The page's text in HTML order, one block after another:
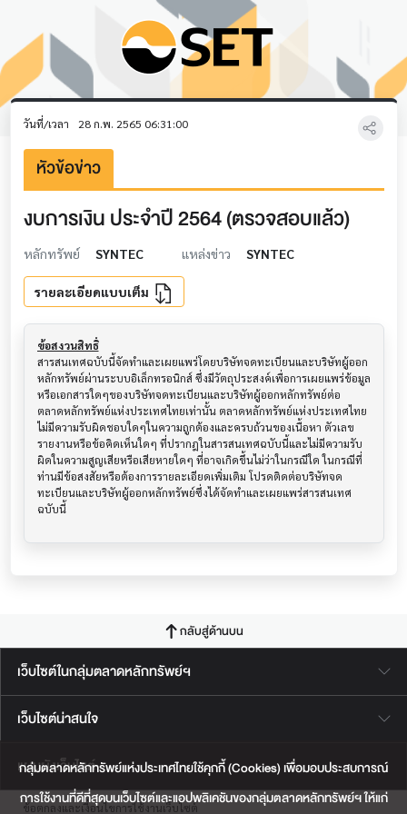
กลุ่มตลาดหลักทรัพย์แห่งประเทศไทยใช้คุกกี้ (Cookies) เพื่อมอบประสบการณ์
การใช้งานที่ดีที่สุดบนเว็บไซต์และแอปพลิเคชันของกลุ่มตลาดหลักทรัพย์ฯ ให้แก่
วันที่/เวลา 28 ก.พ. 2565 06:31:00
หัวข้อข่าว
งบการเงิน ประจำปี 2564 (ตรวจสอบแล้ว)
หลักทรัพย์ SYNTEC แหล่งข่าว SYNTEC
รายละเอียดแบบเต็ม
ข้อสงวนสิทธิ์
สารสนเทศฉบับนี้จัดทำและเผยแพร่โดยบริษัทจดทะเบียนและบริษัทผู้ออก
หลักทรัพย์ผ่านระบบอิเล็กทรอนิกส์ ซึ่งมีวัตถุประสงค์เพื่อการเผยแพร่ข้อมูล
หรือเอกสารใดๆของบริษัทจดทะเบียนและบริษัทผู้ออกหลักทรัพย์ต่อ
ตลาดหลักทรัพย์แห่งประเทศไทยเท่านั้น ตลาดหลักทรัพย์แห่งประเทศไทย
ไม่มีความรับผิดชอบใดๆในความถูกต้องและครบถ้วนของเนื้อหา ตัวเลข
รายงานหรือข้อคิดเห็นใดๆ ที่ปรากฎในสารสนเทศฉบับนี้และไม่มีความรับ
ผิดในความสูญเสียหรือเสียหายใดๆ ที่อาจเกิดขึ้นไม่ว่าในกรณีใด ในกรณีที่
ท่านมีข้อสงสัยหรือต้องการรายละเอียดเพิ่มเติม โปรดติดต่อบริษัทจด
ทะเบียนและบริษัทผู้ออกหลักทรัพย์ซึ่งได้จัดทำและเผยแพร่สารสนเทศ
ฉบับนี้
กลับสู่ด้านบน
เว็บไซต์ในกลุ่มตลาดหลักทรัพย์ฯ
เว็บไซต์น่าสนใจ
แผนผังเว็บไซต์
ข้อตกลงและเงื่อนไขการใช้งานเว็บไซต์